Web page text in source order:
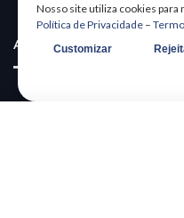
ASSINE A NOSSA
Nosso site utiliza cookies para
Política de Privacidade –
Customizar